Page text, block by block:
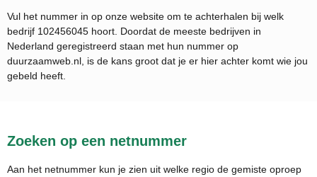
Vul het nummer in op onze website om te achterhalen bij welk
bedrijf 102456045 hoort. Doordat de meeste bedrijven in
Nederland geregistreerd staan met hun nummer op
duurzaamweb.nl, is de kans groot dat je er hier achter komt wie jou
gebeld heeft.
Zoeken op een netnummer
Aan het netnummer kun je zien uit welke regio de gemiste oproep